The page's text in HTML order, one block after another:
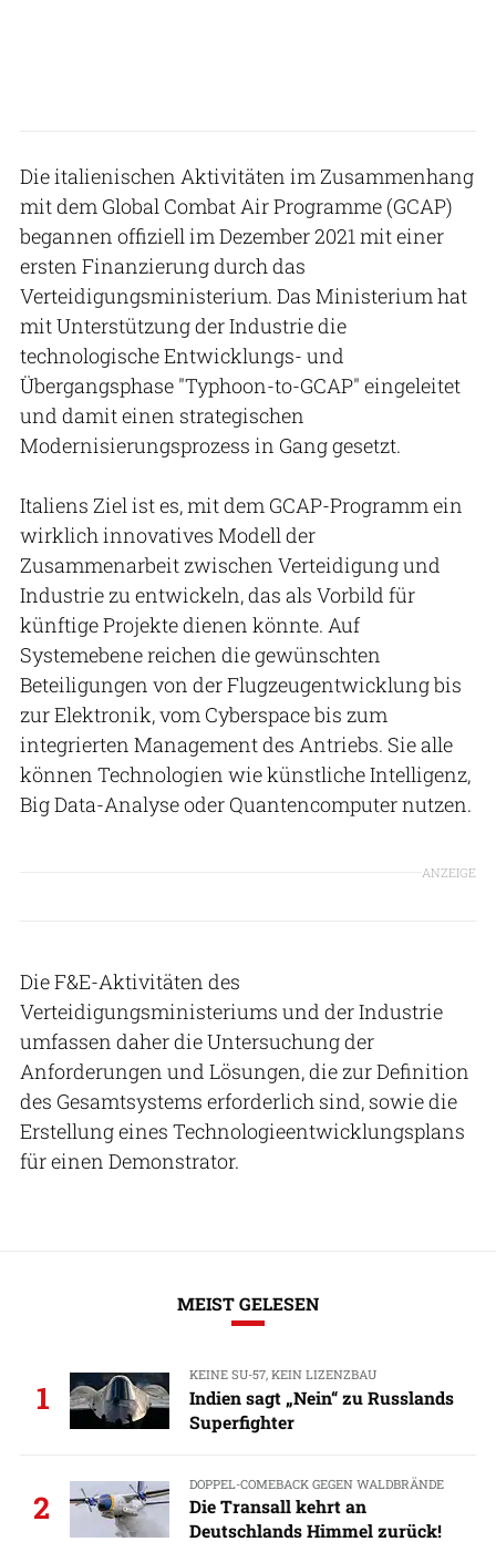
Die italienischen Aktivitäten im Zusammenhang
mit dem Global Combat Air Programme (GCAP)
begannen offiziell im Dezember 2021 mit einer
ersten Finanzierung durch das
Verteidigungsministerium. Das Ministerium hat
mit Unterstützung der Industrie die
technologische Entwicklungs- und
Übergangsphase "Typhoon-to-GCAP" eingeleitet
und damit einen strategischen
Modernisierungsprozess in Gang gesetzt.
Italiens Ziel ist es, mit dem GCAP-Programm ein
wirklich innovatives Modell der
Zusammenarbeit zwischen Verteidigung und
Industrie zu entwickeln, das als Vorbild für
künftige Projekte dienen könnte. Auf
Systemebene reichen die gewünschten
Beteiligungen von der Flugzeugentwicklung bis
zur Elektronik, vom Cyberspace bis zum
integrierten Management des Antriebs. Sie alle
können Technologien wie künstliche Intelligenz,
Big Data-Analyse oder Quantencomputer nutzen.
ANZEIGE
Die F&E-Aktivitäten des
Verteidigungsministeriums und der Industrie
umfassen daher die Untersuchung der
Anforderungen und Lösungen, die zur Definition
des Gesamtsystems erforderlich sind, sowie die
Erstellung eines Technologieentwicklungsplans
für einen Demonstrator.
MEIST GELESEN
1
KEINE SU-57, KEIN LIZENZBAU
Indien sagt „Nein“ zu Russlands
Superfighter
2
DOPPEL-COMEBACK GEGEN WALDBRÄNDE
Die Transall kehrt an
Deutschlands Himmel zurück!